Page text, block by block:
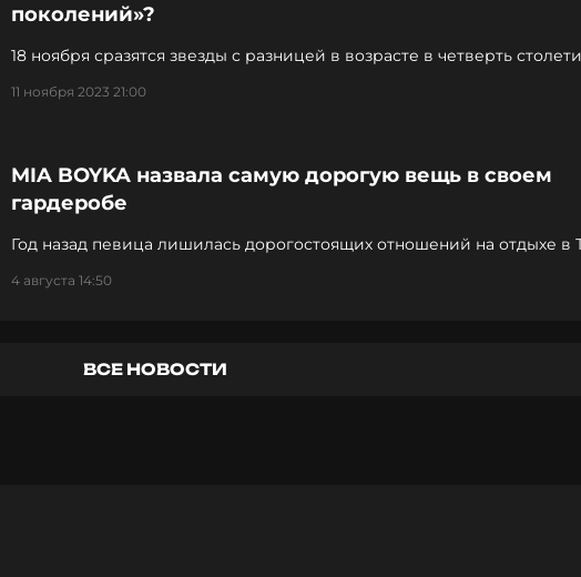
поколений»?
18 ноября сразятся звезды с разницей в возрасте в четверть
11 ноября 2023 21:00
MIA BOYKA назвала самую дорогую вещь в своем
гардеробе
Год назад певица лишилась дорогостоящих отношений на отдыхе в
4 августа 14:50
ВСЕ НОВОСТИ